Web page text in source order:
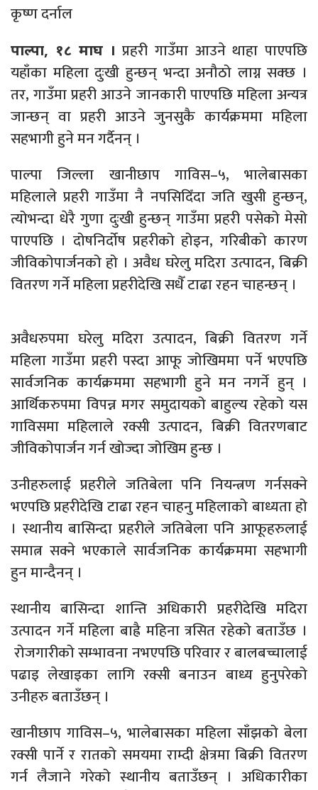
कृष्ण दर्नाल
पाल्पा, १८ माघ । प्रहरी गाउँमा आउने थाहा पाएपछि
यहाँका महिला दुःखी हुन्छन् भन्दा अनौठो लाग्न सक्छ ।
तर, गाउँमा प्रहरी आउने जानकारी पाएपछि महिला अन्यत्र
जान्छन् वा प्रहरी आउने जुनसुकै कार्यक्रममा महिला
सहभागी हुने मन गर्दैनन् ।
पाल्पा जिल्ला खानीछाप गाविस–५, भालेबासका
महिलाले प्रहरी गाउँमा नै नपसिदिँदा जति खुसी हुन्छन्,
त्योभन्दा धेरै गुणा दुःखी हुन्छन् गाउँमा प्रहरी पसेको मेसो
पाएपछि । दोषनिर्दोष प्रहरीको होइन, गरिबीको कारण
जीविकोपार्जनको हो । अवैध घरेलु मदिरा उत्पादन, बिक्री
वितरण गर्ने महिला प्रहरीदेखि सधैँ टाढा रहन चाहन्छन् ।
अवैधरुपमा घरेलु मदिरा उत्पादन, बिक्री वितरण गर्ने
महिला गाउँमा प्रहरी पस्दा आफू जोखिममा पर्ने भएपछि
सार्वजनिक कार्यक्रममा सहभागी हुने मन नगर्ने हुन् ।
आर्थिकरुपमा विपन्न मगर समुदायको बाहुल्य रहेको यस
गाविसमा महिलाले रक्सी उत्पादन, बिक्री वितरणबाट
जीविकोपार्जन गर्न खोज्दा जोखिम हुन्छ ।
उनीहरुलाई प्रहरीले जतिबेला पनि नियन्त्रण गर्नसक्ने
भएपछि प्रहरीदेखि टाढा रहन चाहनु महिलाको बाध्यता हो
। स्थानीय बासिन्दा प्रहरीले जतिबेला पनि आफूहरुलाई
समात्न सक्ने भएकाले सार्वजनिक कार्यक्रममा सहभागी
हुन मान्दैनन् ।
स्थानीय बासिन्दा शान्ति अधिकारी प्रहरीदेखि मदिरा
उत्पादन गर्ने महिला बाह्रै महिना त्रसित रहेको बताउँछ ।
रोजगारीको सम्भावना नभएपछि परिवार र बालबच्चालाई
पढाइ लेखाइका लागि रक्सी बनाउन बाध्य हुनुपरेको
उनीहरु बताउँछन् ।
खानीछाप गाविस–५, भालेबासका महिला साँझको बेला
रक्सी पार्ने र रातको समयमा राम्दी क्षेत्रमा बिक्री वितरण
गर्न लैजाने गरेको स्थानीय बताउँछन् । अधिकारीका